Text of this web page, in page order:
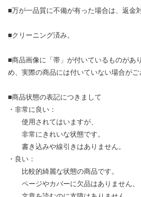
■万が一品質に不備が有った場合は、返金対
■クリーニング済み。
■商品画像に「帯」が付いているものがあ
め、実際の商品には付いていない場合がご
■商品状態の表記につきまして
・非常に良い：
使用されてはいますが、
非常にきれいな状態です。
書き込みや線引きはありません。
・良い：
比較的綺麗な状態の商品です。
ページやカバーに欠品はありません。